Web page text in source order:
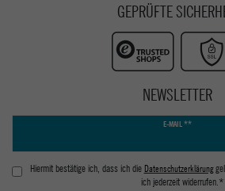
GEPRÜFTE
NEWSLETTER
E-MAIL **
Hiermit bestätige ich, dass ich die Daten­schutz­erklärung
ich jederzeit